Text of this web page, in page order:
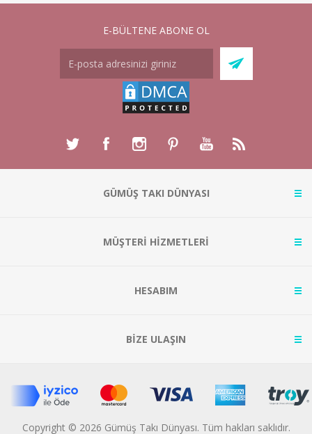
E-BÜLTENE ABONE OL
GÜMÜŞ TAKI DÜNYASI
MÜŞTERİ HİZMETLERİ
HESABIM
BİZE ULAŞIN
Copyright © 2026 Gümüş Takı Dünyası. Tüm hakları saklıdır.